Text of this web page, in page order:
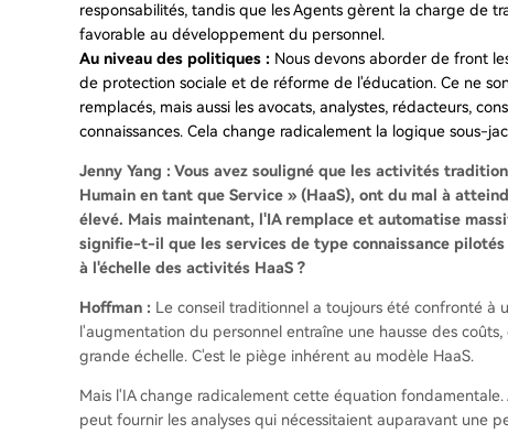
responsabilités, tandis que les Agents gèrent la charge de
favorable au développement du personnel.
Au niveau des politiques : Nous devons aborder de front
de protection sociale et de réforme de l'éducation. Ce ne
remplacés, mais aussi les avocats, analystes, rédacteurs,
connaissances. Cela change radicalement la logique sous-
Jenny Yang : Vous avez souligné que les activités
Humain en tant que Service » (HaaS), ont du mal à
élevé. Mais maintenant, l'IA remplace et automatise
signifie-t-il que les services de type connaissance
à l'échelle des activités HaaS ?
Hoffman : Le conseil traditionnel a toujours été confronté à
l'augmentation du personnel entraîne une hausse des
grande échelle. C'est le piège inhérent au modèle HaaS.
Mais l'IA change radicalement cette équation
peut fournir les analyses qui nécessitaient auparavant une